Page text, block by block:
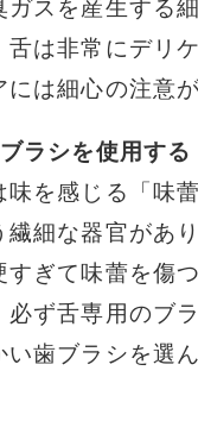
ガスを産生する
舌は非常にデリ
は細心の注意が
ラシを使用する
味を感じる「味
繊細な器官があ
すぎて味蕾を傷
必ず舌専用のブ
い歯ブラシを選